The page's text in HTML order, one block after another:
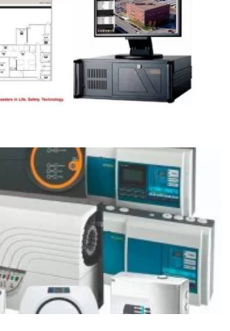
de Incêndio
de Fumaça por Aspiração